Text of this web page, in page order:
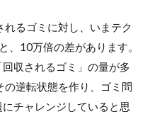
るゴミに対し、いまテク
、10万倍の差があります。
収されるゴミ」の量が多
の逆転状態を作り、ゴミ問
チャレンジしていると思